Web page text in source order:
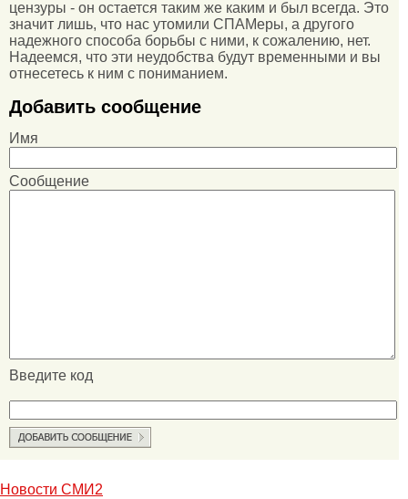
цензуры - он остается таким же каким и был всегда. Это
значит лишь, что нас утомили СПАМеры, а другого
надежного способа борьбы с ними, к сожалению, нет.
Надеемся, что эти неудобства будут временными и вы
отнесетесь к ним с пониманием.
Добавить сообщение
Имя
Сообщение
Введите код
Новости СМИ2